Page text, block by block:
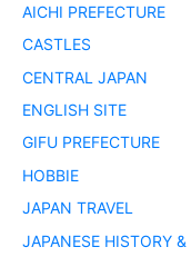
AICHI PREFECTURE
CASTLES
CENTRAL JAPAN
ENGLISH SITE
GIFU PREFECTURE
HOBBIE
JAPAN TRAVEL
JAPANESE HISTORY &